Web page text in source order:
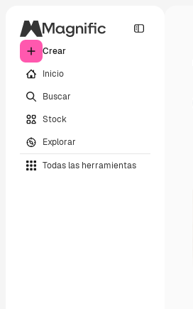
Crear
Inicio
Buscar
Stock
Explorar
Todas las herramientas